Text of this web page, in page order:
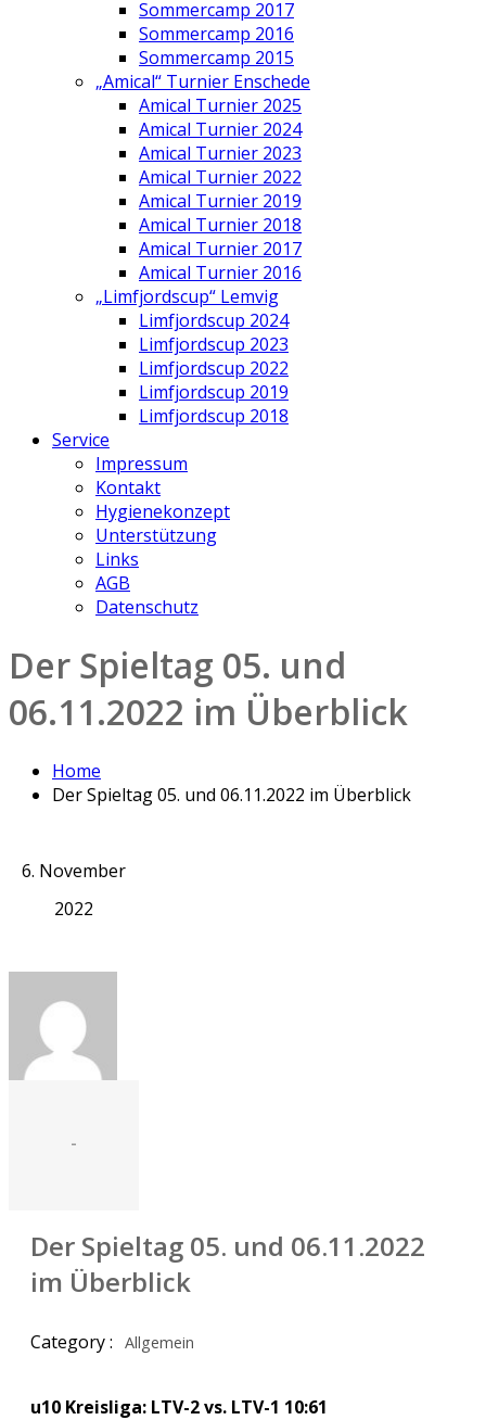
Sommercamp 2017
Sommercamp 2016
Sommercamp 2015
„Amical“ Turnier Enschede
Amical Turnier 2025
Amical Turnier 2024
Amical Turnier 2023
Amical Turnier 2022
Amical Turnier 2019
Amical Turnier 2018
Amical Turnier 2017
Amical Turnier 2016
„Limfjordscup“ Lemvig
Limfjordscup 2024
Limfjordscup 2023
Limfjordscup 2022
Limfjordscup 2019
Limfjordscup 2018
Service
Impressum
Kontakt
Hygienekonzept
Unterstützung
Links
AGB
Datenschutz
Der Spieltag 05. und
06.11.2022 im Überblick
Home
Der Spieltag 05. und 06.11.2022 im Überblick
6. November
2022
-
Der Spieltag 05. und 06.11.2022
im Überblick
Category : Allgemein
u10 Kreisliga: LTV-2 vs. LTV-1 10:61